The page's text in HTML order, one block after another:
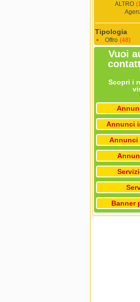
ALTRO
Tipologia
Offro (48)
Vuoi
Scopri i
Annunci
Annunci
Banner